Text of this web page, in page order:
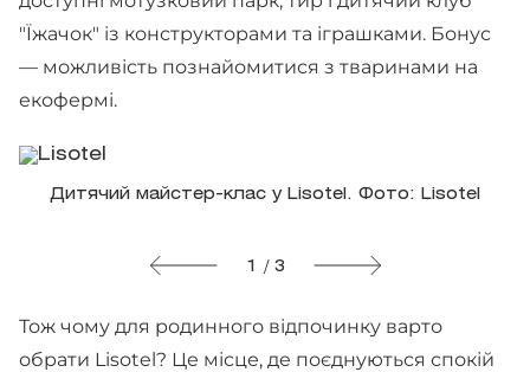
"Їжачок" із конструкторами та іграшками. Бонус
— можливість познайомитися з тваринами на
екофермі.
Дитячий майстер-клас у Lisotel. Фото: Lisotel
1 / 3
Тож чому для родинного відпочинку варто
обрати Lisotel? Це місце, де поєднуються спокій